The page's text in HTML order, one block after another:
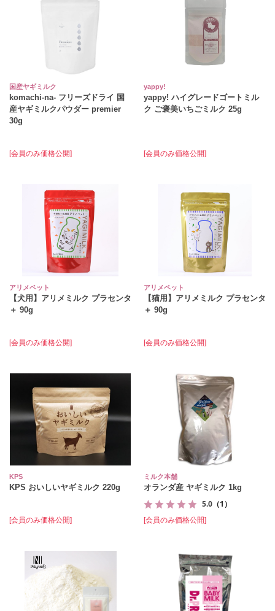
国産ヤギミルク
komachi-na- フリーズドライ 国
産ヤギミルクパウダー premier
30g
[会員のみ価格公開]
yappy!
yappy! ハイグレードゴートミル
ク ご褒美いちごミルク 25g
[会員のみ価格公開]
アリメペット
【犬用】アリメミルク プラセンタ
＋ 90g
[会員のみ価格公開]
アリメペット
【猫用】アリメミルク プラセンタ
＋ 90g
[会員のみ価格公開]
KPS
KPS おいしいヤギミルク 220g
[会員のみ価格公開]
ミルク本舗
オランダ産 ヤギミルク 1kg
5.0 （1）
[会員のみ価格公開]